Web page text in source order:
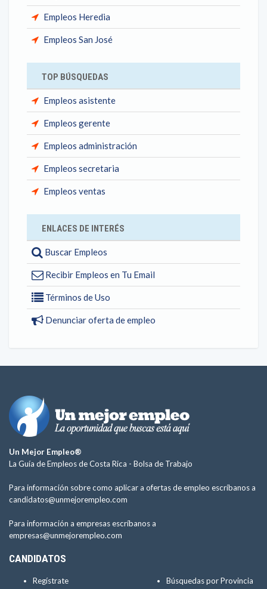
Empleos Heredia
Empleos San José
TOP BÚSQUEDAS
Empleos asistente
Empleos gerente
Empleos administración
Empleos secretaria
Empleos ventas
ENLACES DE INTERÉS
Buscar Empleos
Recibir Empleos en Tu Email
Términos de Uso
Denunciar oferta de empleo
Un Mejor Empleo®
La Guía de Empleos de Costa Rica - Bolsa de Trabajo
Para información sobre como aplicar a ofertas de empleo escríbanos a
candidatos@unmejorempleo.com
Para información a empresas escríbanos a
empresas@unmejorempleo.com
CANDIDATOS
Regístrate
Búsquedas por Provincia